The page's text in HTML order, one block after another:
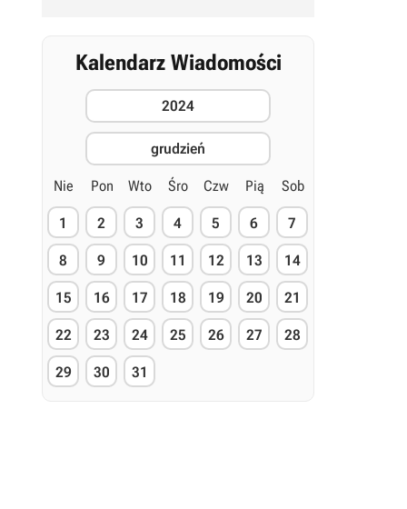
Kalendarz Wiadomości
2024
grudzień
Nie Pon Wto Śro Czw Pią Sob
1 2 3 4 5 6 7
8 9 10 11 12 13 14
15 16 17 18 19 20 21
22 23 24 25 26 27 28
29 30 31